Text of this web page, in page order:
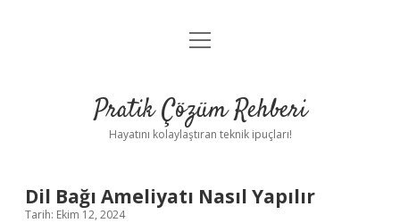
Anasayfa
Yasal Uyarı
menüyü
Pratik Çözüm Rehberi
Hayatını kolaylaştıran teknik ipuçları!
Dil Bağı Ameliyatı Nasıl Yapılır
Tarih: Ekim 12, 2024